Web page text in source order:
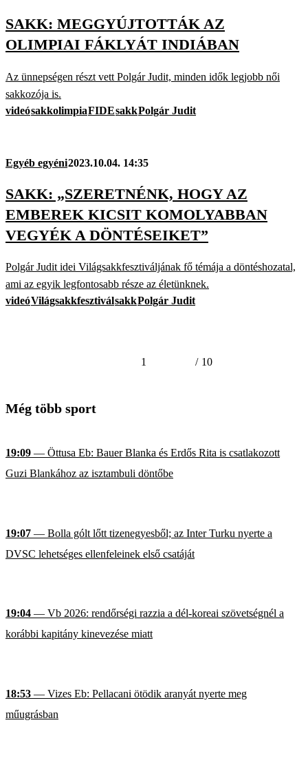
SAKK: MEGGYÚJTOTTÁK AZ
OLIMPIAI FÁKLYÁT INDIÁBAN
Az ünnepségen részt vett Polgár Judit, minden idők legjobb női
sakkozója is.
videósakkolimpiaFIDEsakkPolgár Judit
Egyéb egyéni2023.10.04. 14:35
SAKK: „SZERETNÉNK, HOGY AZ
EMBEREK KICSIT KOMOLYABBAN
VEGYÉK A DÖNTÉSEIKET”
Polgár Judit idei Világsakkfesztiváljának fő témája a döntéshozatal,
ami az egyik legfontosabb része az életünknek.
videóVilágsakkfesztiválsakkPolgár Judit
1 / 10
Még több sport
19:09 — Öttusa Eb: Bauer Blanka és Erdős Rita is csatlakozott
Guzi Blankához az isztambuli döntőbe
19:07 — Bolla gólt lőtt tizenegyesből; az Inter Turku nyerte a
DVSC lehetséges ellenfeleinek első csatáját
19:04 — Vb 2026: rendőrségi razzia a dél-koreai szövetségnél a
korábbi kapitány kinevezése miatt
18:53 — Vizes Eb: Pellacani ötödik aranyát nyerte meg
műugrásban